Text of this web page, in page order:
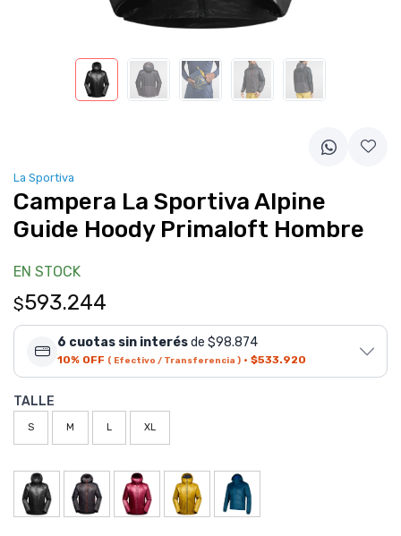
La Sportiva
Campera La Sportiva Alpine
Guide Hoody Primaloft Hombre
EN STOCK
$593.244
6 cuotas sin interésde $98.874
10% OFF ( Efectivo / Transferencia ) · $533.920
TALLE
S M L XL